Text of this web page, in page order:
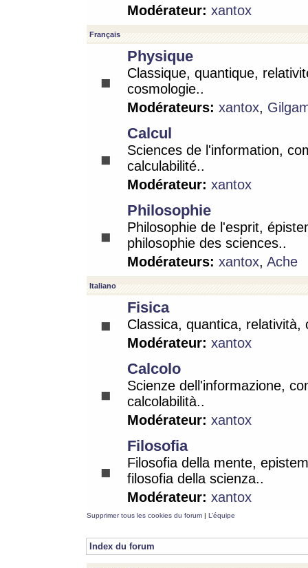
Modérateur: xantox
Français
Physique
Classique, quantique,
cosmologie..
Modérateurs: xantox,
Calcul
Sciences de l'information,
calculabilité..
Modérateur: xantox
Philosophie
Philosophie de l'esprit,
philosophie des sciences..
Modérateurs: xantox, Ache
Italiano
Fisica
Classica, quantica, relatività,
Modérateur: xantox
Calcolo
Scienze dell'informazione,
calcolabilità..
Modérateur: xantox
Filosofia
Filosofia della mente,
filosofia della scienza..
Modérateur: xantox
Supprimer tous les cookies du forum | L’équipe
Index du forum